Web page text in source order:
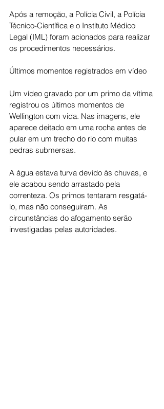
Após a remoção, a Polícia Civil, a Polícia
Técnico-Científica e o Instituto Médico
Legal (IML) foram acionados para realizar
os procedimentos necessários.
Últimos momentos registrados em vídeo
Um vídeo gravado por um primo da vítima
registrou os últimos momentos de
Wellington com vida. Nas imagens, ele
aparece deitado em uma rocha antes de
pular em um trecho do rio com muitas
pedras submersas.
A água estava turva devido às chuvas, e
ele acabou sendo arrastado pela
correnteza. Os primos tentaram resgatá-
lo, mas não conseguiram. As
circunstâncias do afogamento serão
investigadas pelas autoridades.